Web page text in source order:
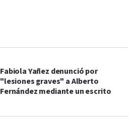
Fabiola Yañez denunció por
"lesiones graves" a Alberto
Fernández mediante un escrito